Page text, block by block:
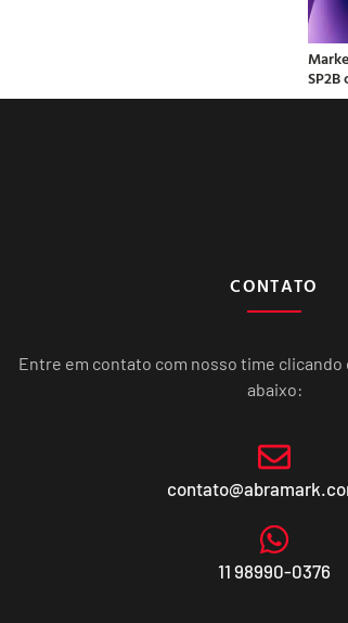
CONTATO
Entre em contato com nosso time clicando
abaixo:
11 98990-0376